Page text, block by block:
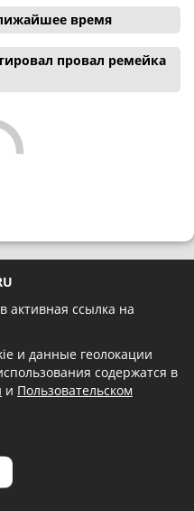
время
провал ремейка
активная ссылка на
и данные геолокации
содержатся в
и Пользовательском